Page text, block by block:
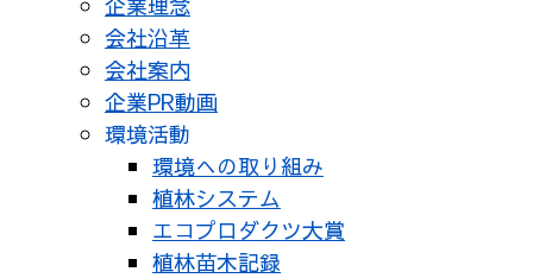
会社沿革
会社案内
企業PR動画
環境活動
環境への取り組み
植林システム
エコプロダクツ大賞
植林苗木記録